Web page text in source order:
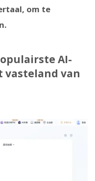
om te
AI-
vasteland van